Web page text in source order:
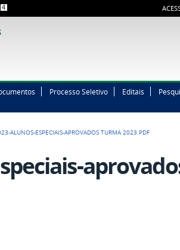
4
Processo Seletivo Editais
ALUNOS-ESPECIAIS-APROVADOS TURMA 2023.PDF